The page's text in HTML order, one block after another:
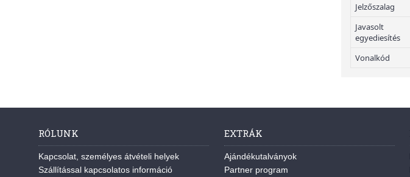
Jelzőszalag
Javasolt
egyediesítés
Vonalkód
RÓLUNK
Kapcsolat, személyes átvételi helyek
Szállítással kapcsolatos információ
EXTRÁK
Ajándékutalványok
Partner program